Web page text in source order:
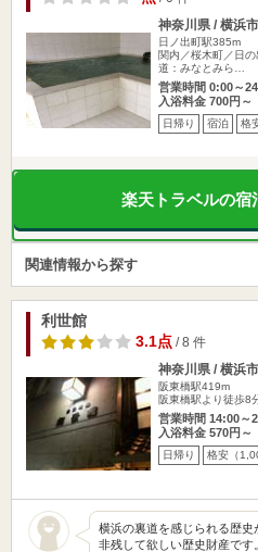
神奈川県 / 横浜
日ノ出町駅385m
関内／桜木町／日
道：みなとみら…
営業時間 0:00～
入浴料金 700円～
日帰り 宿泊 格
楽天トラベルの宿
関連情報から探す
利世館
3.1点/ 8 件
神奈川県 / 横浜
阪東橋駅419m
阪東橋駅より徒歩8
営業時間 14:00～
入浴料金 570円～
日帰り 格安（
横浜の裏道を感じられる歴
非残して欲しい歴史財産です。